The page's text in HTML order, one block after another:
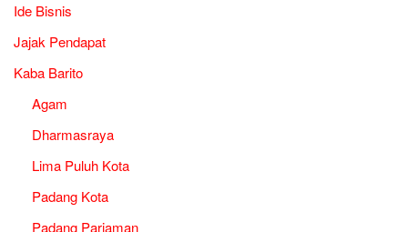
Ide Bisnis
Jajak Pendapat
Kaba Barito
Agam
Dharmasraya
Lima Puluh Kota
Padang Kota
Padang Pariaman